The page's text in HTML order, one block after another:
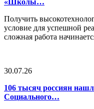
«Школы…
Получить
условие для успешной
сложная работа
30.07.26
106 тысяч россиян
Социального…